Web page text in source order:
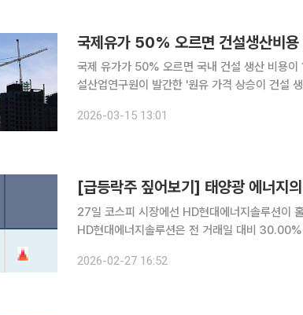
국제유가 50% 오르면 건설생산비
국제 유가가 50% 오르면 국내 건설 생산 비용이 1% 이
설산업연구원이 발간한 '원유 가격 상승이 건설
2026-03-15 13:01
27일 코스피 시장에선 HD현대에너지솔루션이
HD현대에너지솔루션은 전 거래일 대비
촉매제가 됐다. 특히 대규모 수주 계약 체결 임박
2026-02-27 16:52